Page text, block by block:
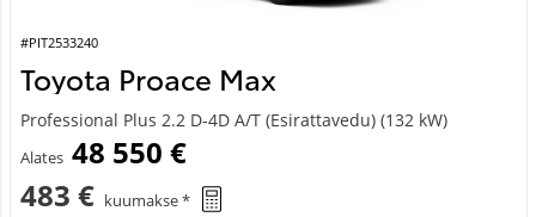
#PIT2533240
Toyota Proace Max
Professional Plus 2.2 D-4D A/T (Esirattavedu) (132 kW)
Alates 48 550 €
483 € kuumakse *